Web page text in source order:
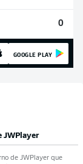
0
GOOGLE PLAY
JWPlayer
de JWPlayerque